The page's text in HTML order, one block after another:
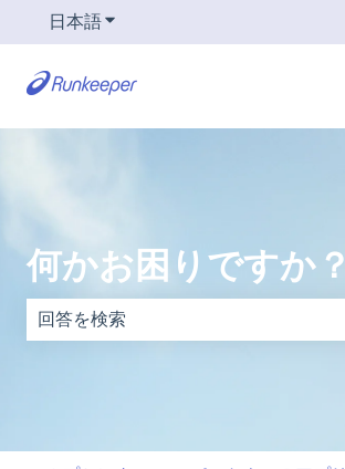
日本語翻訳のサブメニューを表示
何かお困りですか？